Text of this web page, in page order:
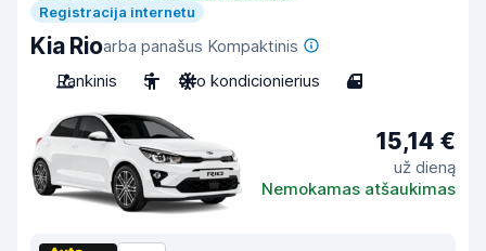
Registracija internetu
Kia Rioarba panašus Kompaktinis
Rankinis
5 Oro kondicionierius 4
15,14 €
už dieną
Nemokamas atšaukimas